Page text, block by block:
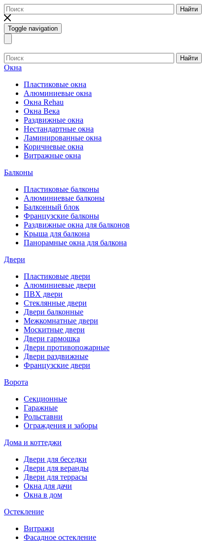
Найти
Toggle navigation
Найти
Окна
Пластиковые окна
Алюминиевые окна
Окна Rehau
Окна Века
Раздвижные окна
Нестандартные окна
Ламинированные окна
Коричневые окна
Витражные окна
Балконы
Пластиковые балконы
Алюминиевые балконы
Балконный блок
Французские балконы
Раздвижные окна для балконов
Крыша для балкона
Панорамные окна для балкона
Двери
Пластиковые двери
Алюминиевые двери
ПВХ двери
Стеклянные двери
Двери балконные
Межкомнатные двери
Москитные двери
Двери гармошка
Двери противопожарные
Двери раздвижные
Французские двери
Ворота
Секционные
Гаражные
Рольставни
Ограждения и заборы
Дома и коттеджи
Двери для беседки
Двери для веранды
Двери для террасы
Окна для дачи
Окна в дом
Остекление
Витражи
Фасадное остекление